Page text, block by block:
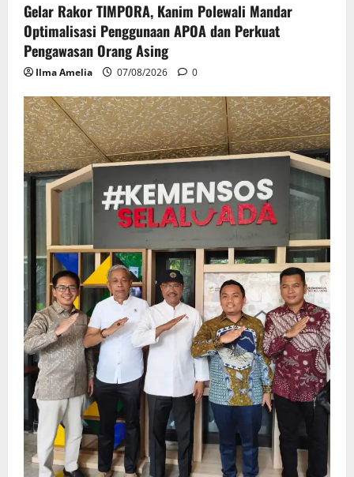
Gelar Rakor TIMPORA, Kanim Polewali Mandar
Optimalisasi Penggunaan APOA dan Perkuat
Pengawasan Orang Asing
Ilma Amelia 07/08/2026 0